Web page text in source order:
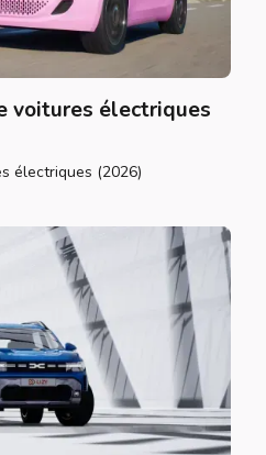
voitures électriques
électriques (2026)